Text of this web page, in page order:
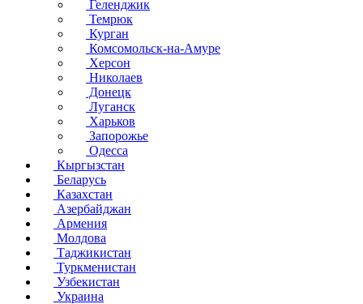
Геленджик
Темрюк
Курган
Комсомольск-на-Амуре
Херсон
Николаев
Донецк
Луганск
Харьков
Запорожье
Одесса
Кыргызстан
Беларусь
Казахстан
Азербайджан
Армения
Молдова
Таджикистан
Туркменистан
Узбекистан
Украина